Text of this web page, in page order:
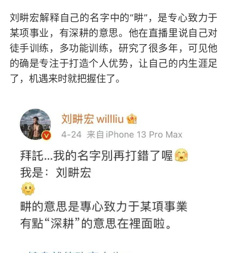
刘畊宏解释自己的名字中的“畊”，是专心致力于
某项事业，有深耕的意思。他在直播里说自己对
徒手训练，多功能训练，研究了很多年，可见他
的确是专注于打造个人优势，让自己的内生涯足
了，机遇来时就把握住了。